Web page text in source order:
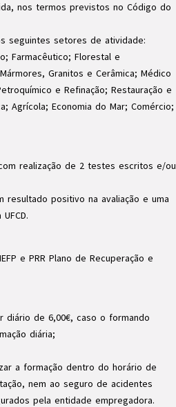
nos termos previstos no Código do
seguintes setores de atividade:
Farmacêutico; Florestal e
Granitos e Cerâmica; Médico
e Refinação; Restauração e
Agrícola; Economia do Mar; Comércio;
realização de 2 testes escritos e/ou
resultado positivo na avaliação e uma
e PRR Plano de Recuperação e
diário de 6,00€, caso o formando
diária;
a formação dentro do horário de
nem ao seguro de acidentes
pela entidade empregadora.